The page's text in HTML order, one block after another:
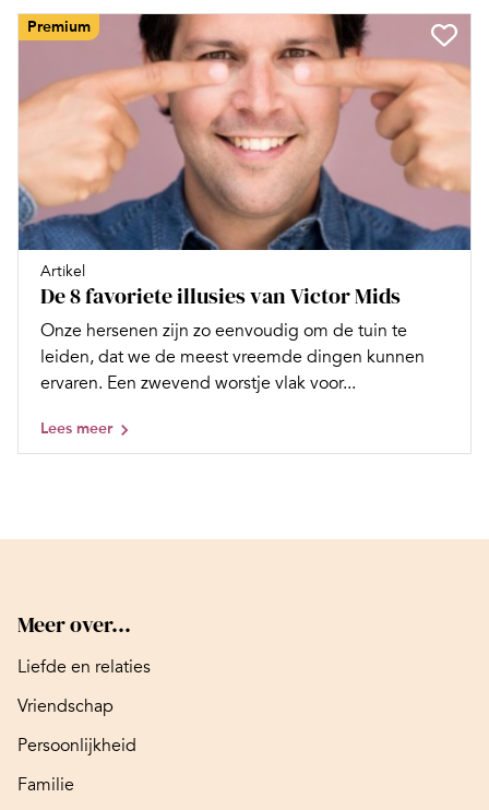
Premium
Artikel
De 8 favoriete illusies van Victor Mids
Onze hersenen zijn zo eenvoudig om de tuin te
leiden, dat we de meest vreemde dingen kunnen
ervaren. Een zwevend worstje vlak voor...
Lees meer
Meer over...
Liefde en relaties
Vriendschap
Persoonlijkheid
Familie